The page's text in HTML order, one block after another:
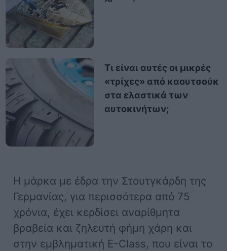
Τι είναι αυτές οι μικρές
«τρίχες» από καουτσούκ
στα ελαστικά των
αυτοκινήτων;
Η μάρκα με έδρα την Στουτγκάρδη της
Γερμανίας, για περισσότερα από 75
χρόνια, έχει κερδίσει αναρίθμητα
βραβεία και ζηλευτή φήμη χάρη και
στην εμβληματική E-Class, που είναι το